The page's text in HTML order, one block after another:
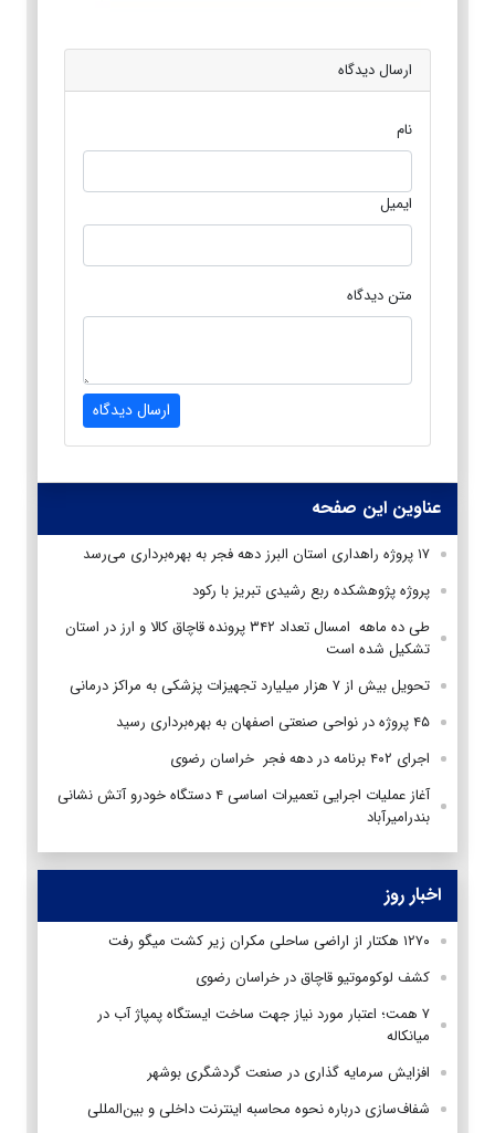
ارسال دیدگاه
نام
ایمیل
متن دیدگاه
ارسال دیدگاه
عناوین این صفحه
۱۷ پروژه راهداری استان البرز دهه فجر به بهره‌برداری می‌رسد
پروژه پژوهشکده ربع رشیدی تبریز با رکود
طی ده ماهه امسال تعداد ۳۴۲ پرونده قاچاق کالا و ارز در استان
تشکیل شده است
تحویل بیش از ۷ هزار میلیارد تجهیزات پزشکی به مراکز درمانی
۴۵ پروژه در نواحی صنعتی اصفهان به بهره‌برداری رسید
اجرای ۴۰۲ برنامه در دهه فجر خراسان رضوی
آغاز عملیات اجرایی تعمیرات اساسی ۴ دستگاه خودرو آتش نشانی
بندرامیرآباد
اخبار روز
۱۲۷۰ هکتار از اراضی ساحلی مکران زیر کشت میگو رفت
کشف لوکوموتیو قاچاق در خراسان رضوی
۷ همت؛ اعتبار مورد نیاز جهت ساخت ایستگاه پمپاژ آب در
میانکاله
افزایش سرمایه گذاری در صنعت گردشگری بوشهر
شفاف‌سازی درباره نحوه محاسبه اینترنت داخلی و بین‌المللی